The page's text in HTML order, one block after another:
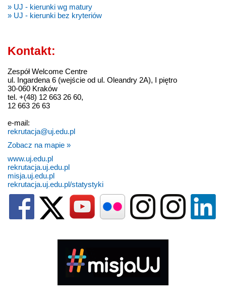
» UJ - kierunki wg matury
» UJ - kierunki bez kryteriów
Kontakt:
Zespół Welcome Centre
ul. Ingardena 6 (wejście od ul. Oleandry 2A), I piętro
30-060 Kraków
tel. +(48) 12 663 26 60,
12 663 26 63
e-mail:
rekrutacja@uj.edu.pl
Zobacz na mapie »
www.uj.edu.pl
rekrutacja.uj.edu.pl
misja.uj.edu.pl
rekrutacja.uj.edu.pl/statystyki